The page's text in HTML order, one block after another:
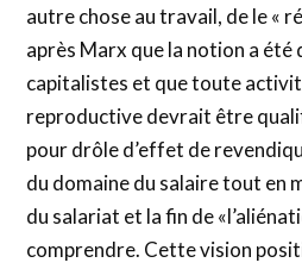
autre chose au travail, de le «
après Marx que la notion a été
capitalistes et que toute
reproductive devrait être
pour drôle d’effet de
du domaine du salaire tout en
du salariat et la fin de
comprendre. Cette vision